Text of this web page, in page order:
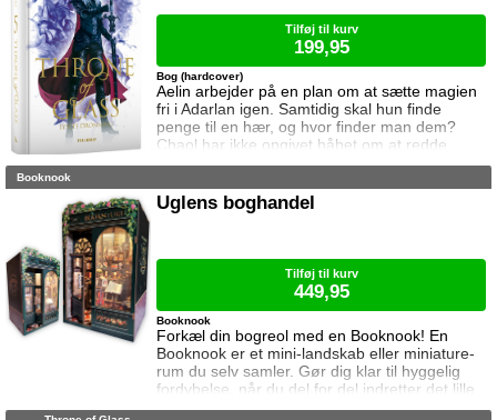
Aelin arbejder på en plan om at sætte magien
fri i Adarlan igen. Samtidig skal hun finde
penge til en hær, og hvor finder man dem?
Chaol har ikke opgivet håbet om at redde
Dorian. Det bliver dog konstant sværere at
ønskedrøm, for prinsen lader til at have
opgivet kampen. Manon plages af
Bog (hardcover)
Tilføj til kurv
199,95
Booknook
Uglens boghandel
Forkæl din bogreol med en Booknook! En
Booknook er et mini-landskab eller miniature-
rum du selv samler. Gør dig klar til hyggelig
fordybelse, når du del for del indretter det lille
rum med de fineste detaljer. Med lukkede
Booknook
Tilføj til kurv
449,95